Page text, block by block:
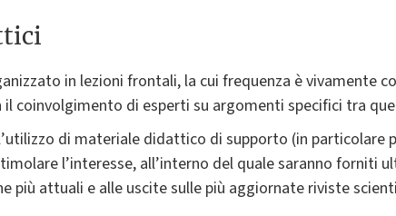
in lezioni frontali, la cui frequenza è vivamente
coinvolgimento di esperti su argomenti specifici tra
di materiale didattico di supporto (in particolare
l’interesse, all’interno del quale saranno forniti
più attuali e alle uscite sulle più aggiornate riviste